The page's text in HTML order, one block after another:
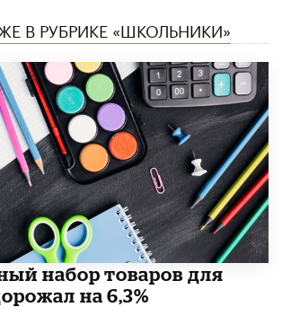
В РУБРИКЕ «ШКОЛЬНИКИ»
набор товаров для
на 6,3%